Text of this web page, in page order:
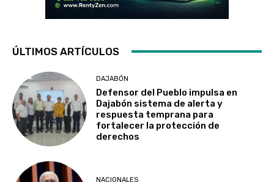
ÚLTIMOS ARTÍCULOS
DAJABÓN
Defensor del Pueblo impulsa en
Dajabón sistema de alerta y
respuesta temprana para
fortalecer la protección de
derechos
NACIONALES